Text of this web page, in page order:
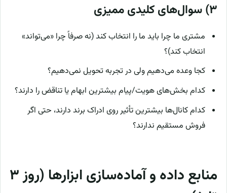
۳) سوال‌های کلیدی ممیزی
مشتری ما چرا باید ما را انتخاب کند (نه صرفاً چرا «می‌تواند»
انتخاب کند)؟
کجا وعده می‌دهیم ولی در تجربه تحویل نمی‌دهیم؟
کدام بخش‌های هویت/پیام بیشترین ابهام یا تناقض را دارند؟
کدام کانال‌ها بیشترین تأثیر روی ادراک برند دارند، حتی اگر
فروش مستقیم ندارند؟
منابع داده و آماده‌سازی ابزارها (روز ۳